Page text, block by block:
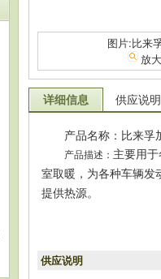
图片:比来
放
详细信息 供应说明
产品名称：比来孚
产品描述： 主要用
室取暖，为各种车辆发
提供热源。
供应说明